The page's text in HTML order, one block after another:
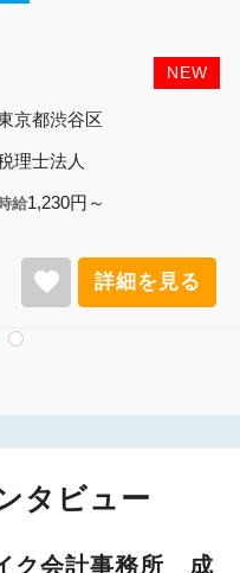
NEW
葉県柏市
理士法人
時給1,140円～
favorite 詳細を見る
タビュー
ク会計事務所 成